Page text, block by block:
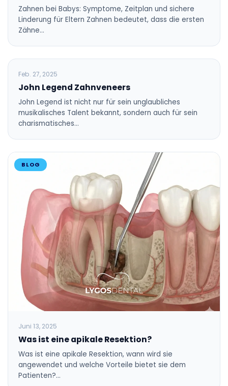
Zahnen bei Babys: Symptome, Zeitplan und sichere
Linderung für Eltern Zahnen bedeutet, dass die ersten
Zähne…
BLOG
Feb. 27, 2025
John Legend Zahnveneers
John Legend ist nicht nur für sein unglaubliches
musikalisches Talent bekannt, sondern auch für sein
charismatisches…
BLOG
Juni 13, 2025
Was ist eine apikale Resektion?
Was ist eine apikale Resektion, wann wird sie
angewendet und welche Vorteile bietet sie dem
Patienten?…